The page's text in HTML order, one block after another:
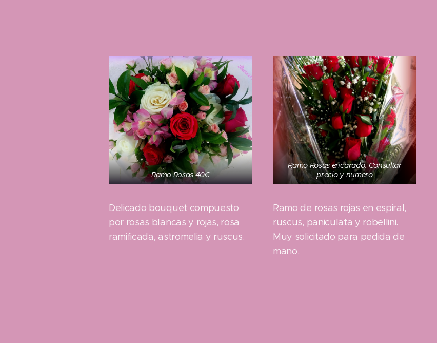
Ramo Rosas 40€
Delicado bouquet compuesto
por rosas blancas y rojas, rosa
ramificada, astromelia y ruscus.
Ramo Rosas encarado. Consultar
precio y numero
Ramo de rosas rojas en espiral,
ruscus, paniculata y robellini.
Muy solicitado para pedida de
mano.